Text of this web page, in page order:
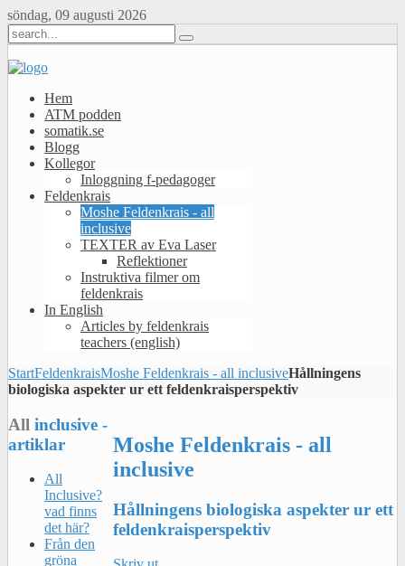
söndag, 09 augusti 2026
Hem
ATM podden
somatik.se
Blogg
Kollegor
Inloggning f-pedagoger
Feldenkrais
Moshe Feldenkrais - all
inclusive
TEXTER av Eva Laser
Reflektioner
Instruktiva filmer om
feldenkrais
In English
Articles by feldenkrais
teachers (english)
StartFeldenkraisMoshe Feldenkrais - all inclusiveHållningens
biologiska aspekter ur ett feldenkraisperspektiv
Moshe Feldenkrais - all
inclusive
Hållningens biologiska aspekter ur ett
feldenkraisperspektiv
All inclusive -
artiklar
All
Inclusive?
vad finns
det här?
Från den
gröna